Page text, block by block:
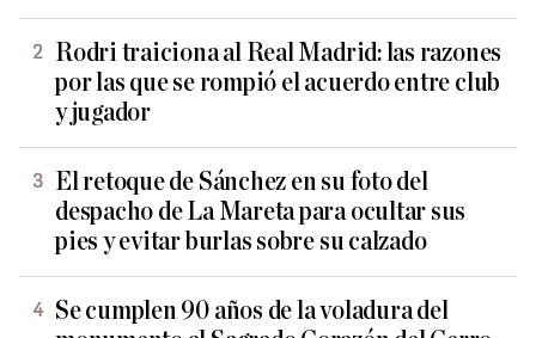
Rodri traiciona al Real Madrid: las razones
por las que se rompió el acuerdo entre club
y jugador
El retoque de Sánchez en su foto del
despacho de La Mareta para ocultar sus
pies y evitar burlas sobre su calzado
Se cumplen 90 años de la voladura del